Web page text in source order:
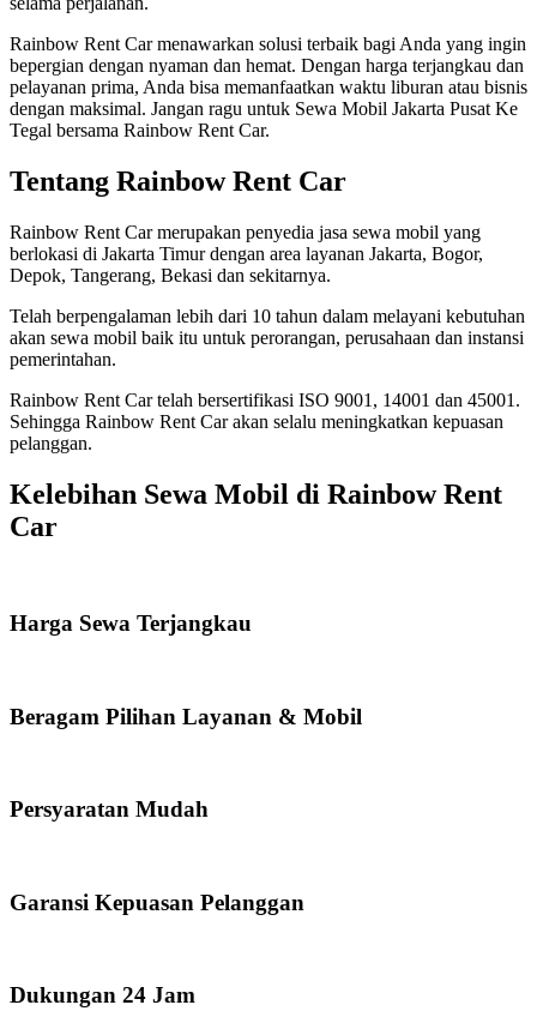
Rainbow Rent Car menawarkan solusi terbaik bagi Anda yang ingin
bepergian dengan nyaman dan hemat. Dengan harga terjangkau dan
pelayanan prima, Anda bisa memanfaatkan waktu liburan atau bisnis
dengan maksimal. Jangan ragu untuk Sewa Mobil Jakarta Pusat Ke
Tegal bersama Rainbow Rent Car.
Tentang Rainbow Rent Car
Rainbow Rent Car merupakan penyedia jasa sewa mobil yang
berlokasi di Jakarta Timur dengan area layanan Jakarta, Bogor,
Depok, Tangerang, Bekasi dan sekitarnya.
Telah berpengalaman lebih dari 10 tahun dalam melayani kebutuhan
akan sewa mobil baik itu untuk perorangan, perusahaan dan instansi
pemerintahan.
Rainbow Rent Car telah bersertifikasi ISO 9001, 14001 dan 45001.
Sehingga Rainbow Rent Car akan selalu meningkatkan kepuasan
pelanggan.
Kelebihan Sewa Mobil di Rainbow Rent
Car
Harga Sewa Terjangkau
Beragam Pilihan Layanan & Mobil
Persyaratan Mudah
Garansi Kepuasan Pelanggan
Dukungan 24 Jam